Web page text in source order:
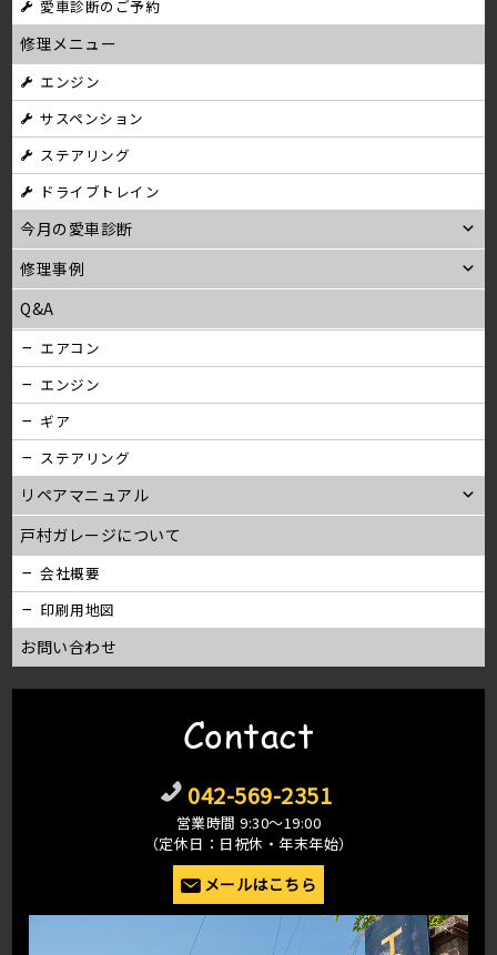
ー
シ
ョ
ン
愛車診断のご予約
修理メニュー
エンジン
サスペンション
ステアリング
ドライブトレイン
今月の愛車診断
修理事例
Q&A
エアコン
エンジン
ギア
ステアリング
リペアマニュアル
戸村ガレージについて
会社概要
印刷用地図
お問い合わせ
Contact
042-569-2351
営業時間 9:30〜19:00
（定休日：日祝休・年末年始）
メールはこちら